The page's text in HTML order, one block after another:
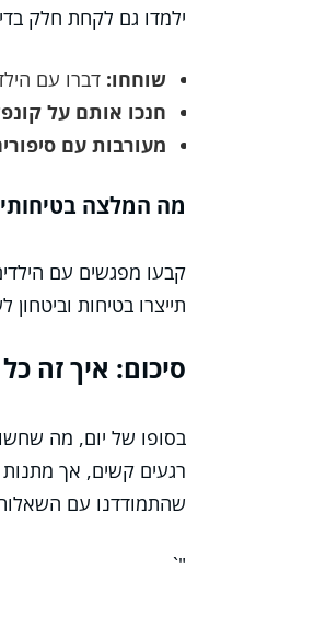
ילמדו גם לקחת חלק
שוחחו: דברו עם
חנכו אותם על
מעורבות עם
מה המלצה
קבעו מפגשים עם
תייצרו בטיחות וביטחון
סיכום: איך זה
בסופו של יום, מה
רגעים קשים, אך מתנות
שהתמודדנו עם
"`